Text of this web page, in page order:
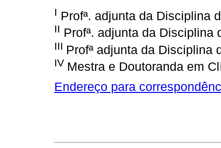
I Profª. adjunta da Disciplina
II Profª. adjunta da
III Profª adjunta da Disciplina
IV Mestra e Doutoranda em
Endereço para